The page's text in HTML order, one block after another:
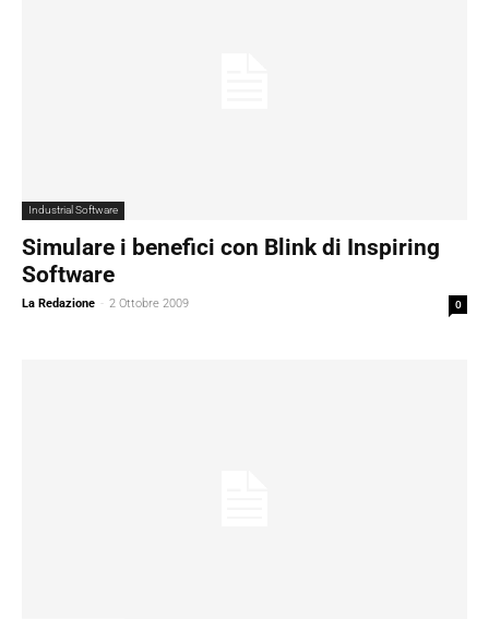
Industrial Software
Simulare i benefici con Blink di Inspiring
Software
La Redazione - 2 Ottobre 2009 0